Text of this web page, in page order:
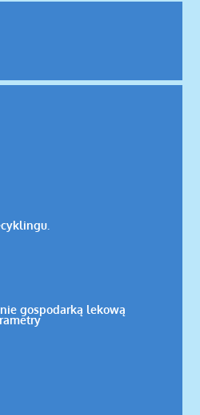
gospodarką lekową